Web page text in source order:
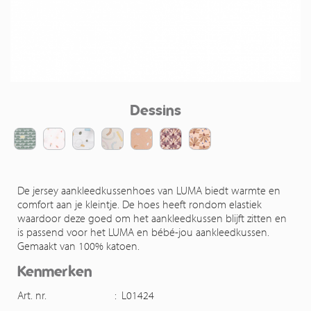
Dessins
De jersey aankleedkussenhoes van LUMA biedt warmte en
comfort aan je kleintje. De hoes heeft rondom elastiek
waardoor deze goed om het aankleedkussen blijft zitten en
is passend voor het LUMA en bébé-jou aankleedkussen.
Gemaakt van 100% katoen.
Kenmerken
Art. nr. : L01424